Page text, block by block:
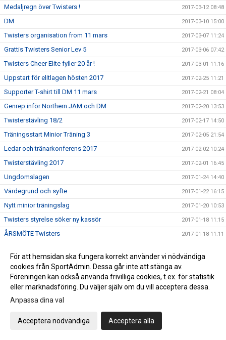
Medaljregn över Twisters ! 2017-03-12 08:48
DM 2017-03-10 15:00
Twisters organisation from 11 mars 2017-03-07 11:24
Grattis Twisters Senior Lev 5 2017-03-06 07:42
Twisters Cheer Elite fyller 20 år ! 2017-03-01 11:16
Uppstart för elitlagen hösten 2017 2017-02-25 11:21
Supporter T-shirt till DM 11 mars 2017-02-21 08:04
Genrep inför Northern JAM och DM 2017-02-20 13:53
Twisterstävling 18/2 2017-02-17 14:50
Träningsstart Minior Träning 3 2017-02-05 21:54
Ledar och tränarkonferens 2017 2017-02-02 10:24
Twisterstävling 2017 2017-02-01 16:45
Ungdomslagen 2017-01-24 14:40
Värdegrund och syfte 2017-01-22 16:15
Nytt minior träningslag 2017-01-20 10:53
Twisters styrelse söker ny kassör 2017-01-18 11:15
ÅRSMÖTE Twisters 2017-01-18 11:11
Träna med landslaget - nu på fredag! 2017-01-05 13:36
Twisters Kalender 2017 2016-12-14 17:23
PROVA PÅ ..... 2016-12-13 08:59
Tack SISU!
Hjälpledarutbildning
För att hemsidan ska fungera korrekt använder vi nödvändiga
cookies från SportAdmin. Dessa går inte att stänga av.
Föreningen kan också använda frivilliga cookies, t.ex. för statistik
eller marknadsföring. Du väljer själv om du vill acceptera dessa.
Anpassa dina val
Acceptera nödvändiga Acceptera alla